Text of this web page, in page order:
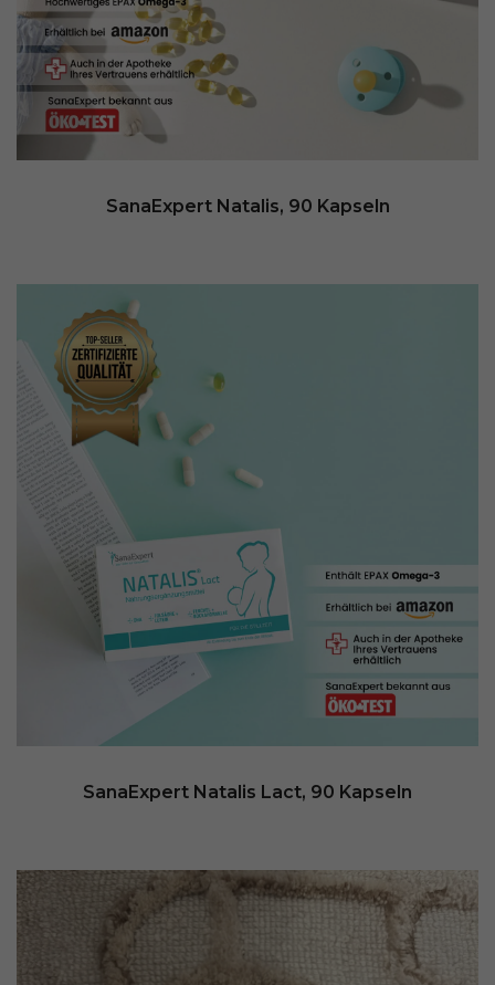
SanaExpert Natalis, 90 Kapseln
SanaExpert Natalis Lact, 90 Kapseln